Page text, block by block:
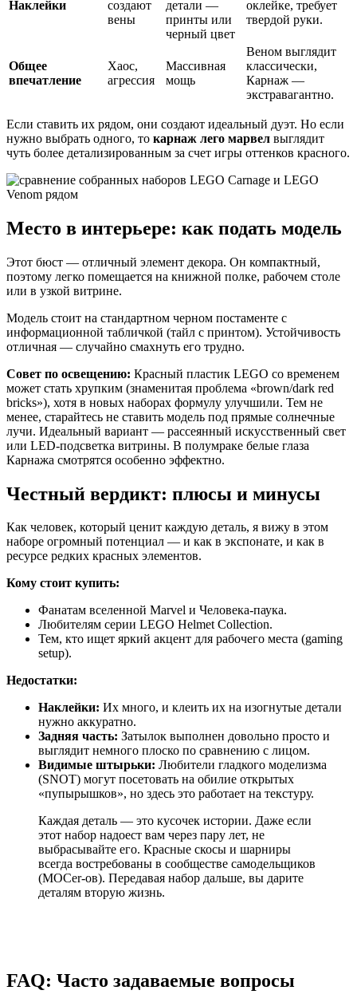
Наклейки
создают
вены
детали —
принты или
черный цвет
оклейке, требует
твердой руки.
Общее
впечатление
Хаос,
агрессия
Массивная
мощь
Веном выглядит
классически,
Карнаж —
экстравагантно.
Если ставить их рядом, они создают идеальный дуэт. Но если
нужно выбрать одного, то карнаж лего марвел выглядит
чуть более детализированным за счет игры оттенков красного.
Место в интерьере: как подать модель
Этот бюст — отличный элемент декора. Он компактный,
поэтому легко помещается на книжной полке, рабочем столе
или в узкой витрине.
Модель стоит на стандартном черном постаменте с
информационной табличкой (тайл с принтом). Устойчивость
отличная — случайно смахнуть его трудно.
Совет по освещению: Красный пластик LEGO со временем
может стать хрупким (знаменитая проблема «brown/dark red
bricks»), хотя в новых наборах формулу улучшили. Тем не
менее, старайтесь не ставить модель под прямые солнечные
лучи. Идеальный вариант — рассеянный искусственный свет
или LED-подсветка витрины. В полумраке белые глаза
Карнажа смотрятся особенно эффектно.
Честный вердикт: плюсы и минусы
Как человек, который ценит каждую деталь, я вижу в этом
наборе огромный потенциал — и как в экспонате, и как в
ресурсе редких красных элементов.
Кому стоит купить:
Фанатам вселенной Marvel и Человека-паука.
Любителям серии LEGO Helmet Collection.
Тем, кто ищет яркий акцент для рабочего места (gaming
setup).
Недостатки:
Наклейки: Их много, и клеить их на изогнутые детали
нужно аккуратно.
Задняя часть: Затылок выполнен довольно просто и
выглядит немного плоско по сравнению с лицом.
Видимые штырьки: Любители гладкого моделизма
(SNOT) могут посетовать на обилие открытых
«пупырышков», но здесь это работает на текстуру.
Каждая деталь — это кусочек истории. Даже если
этот набор надоест вам через пару лет, не
выбрасывайте его. Красные скосы и шарниры
всегда востребованы в сообществе самодельщиков
(MOCer-ов). Передавая набор дальше, вы дарите
деталям вторую жизнь.
FAQ: Часто задаваемые вопросы